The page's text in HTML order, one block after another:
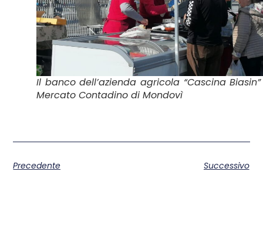
Il banco dell’azienda agricola “Cascina
Mercato Contadino di Mondovì
Precedente Successivo